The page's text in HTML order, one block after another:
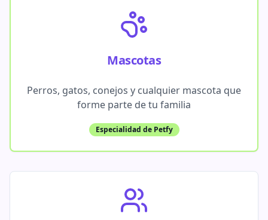
Mascotas
Perros, gatos, conejos y cualquier mascota que
forme parte de tu familia
Especialidad de Petfy